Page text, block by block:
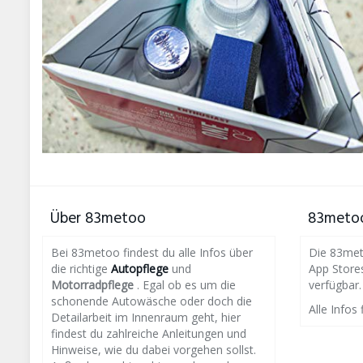
Über 83metoo
Bei 83metoo findest du alle Infos über
die richtige Autopflege und
Motorradpflege . Egal ob es um die
schonende Autowäsche oder doch die
Detailarbeit im Innenraum geht, hier
findest du zahlreiche Anleitungen und
Hinweise, wie du dabei vorgehen sollst.
Die
App
verfügbar.
Alle Infos